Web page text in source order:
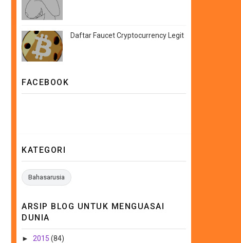
Daftar Faucet Cryptocurrency Legit
FACEBOOK
KATEGORI
Bahasarusia
ARSIP BLOG UNTUK MENGUASAI
DUNIA
► 2015 (84)